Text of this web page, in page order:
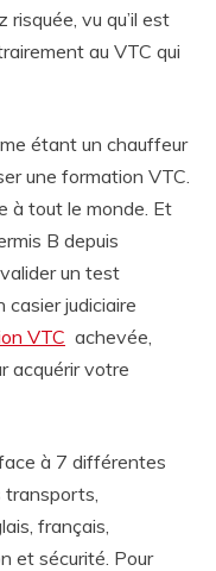
vu qu’il est
au VTC qui
étant un chauffeur
une formation VTC.
à tout le monde. Et
B depuis
un test
casier judiciaire
VTC achevée,
acquérir votre
à 7 différentes
français,
et sécurité. Pour